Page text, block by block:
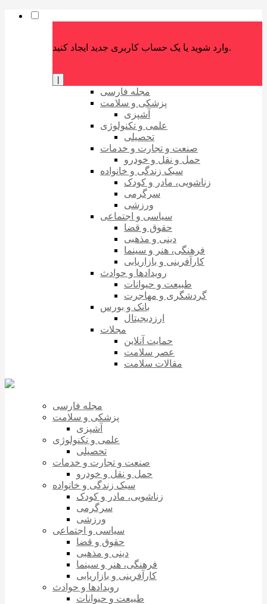
وارد شوید یا یک حساب کاربری جدید ایجاد کنید.
مجله فارسی
پزشکی و سلامت
آشپزی
علمی و تکنولوژی
تحصیلی
صنعت و تجارت و خدمات
حمل و نقل و خودرو
سبک زندگی و خانواده
زناشویی، مادر و کودک
سرگرمی
ورزشی
سیاسی و اجتماعی
حقوق و قضا
دینی و مذهبی
فرهنگی، هنر و سینما
کارآفرینی و بازاریابی
رویدادها و حوادث
طبیعت و حیوانات
گردشگری و مهاجرت
بانک و بورس
ارزدیجیتال
مجلات
حمایت آنلاین
عصر سلامت
مقالات سلامت
مجله فارسی
پزشکی و سلامت
آشپزی
علمی و تکنولوژی
تحصیلی
صنعت و تجارت و خدمات
حمل و نقل و خودرو
سبک زندگی و خانواده
زناشویی، مادر و کودک
سرگرمی
ورزشی
سیاسی و اجتماعی
حقوق و قضا
دینی و مذهبی
فرهنگی، هنر و سینما
کارآفرینی و بازاریابی
رویدادها و حوادث
طبیعت و حیوانات